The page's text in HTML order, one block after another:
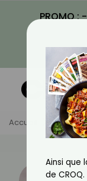
PROMO
Accueil Actus
Ainsi que
de CROQ.